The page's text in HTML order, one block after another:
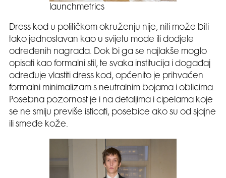
launchmetrics
Dress kod u političkom okruženju nije, niti može biti
tako jednostavan kao u svijetu mode ili dodjele
određenih nagrada. Dok bi ga se najlakše moglo
opisati kao formalni stil, te svaka institucija i događaj
određuje vlastiti dress kod, općenito je prihvaćen
formalni minimalizam s neutralnim bojama i oblicima.
Posebna pozornost je i na detaljima i cipelama koje
se ne smiju previše isticati, posebice ako su od sjajne
ili smeđe kože.